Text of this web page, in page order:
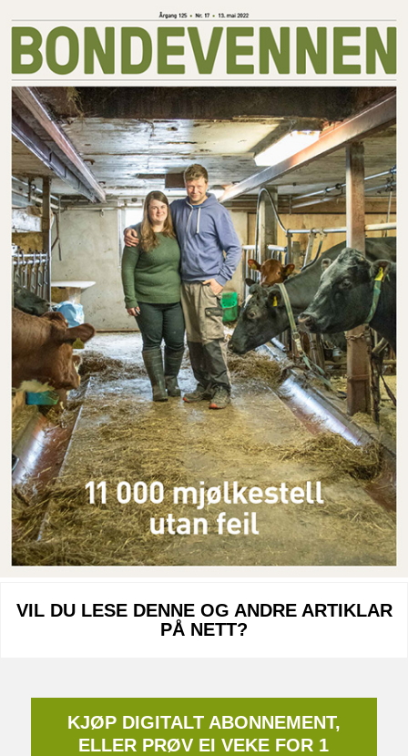
VIL DU LESE DENNE OG ANDRE ARTIKLAR
PÅ NETT?
KJØP DIGITALT ABONNEMENT,
ELLER PRØV EI VEKE FOR 1